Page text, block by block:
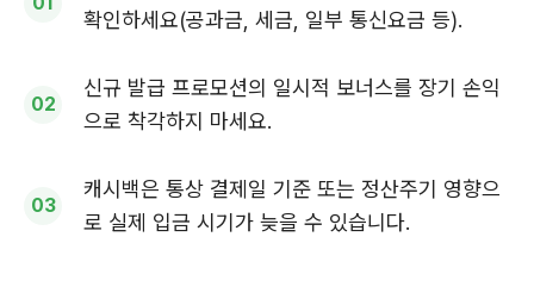
확인하세요(공과금, 세금, 일부 통신요금 등).
신규 발급 프로모션의 일시적 보너스를 장기 손익
으로 착각하지 마세요.
캐시백은 통상 결제일 기준 또는 정산주기 영향으
로 실제 입금 시기가 늦을 수 있습니다.